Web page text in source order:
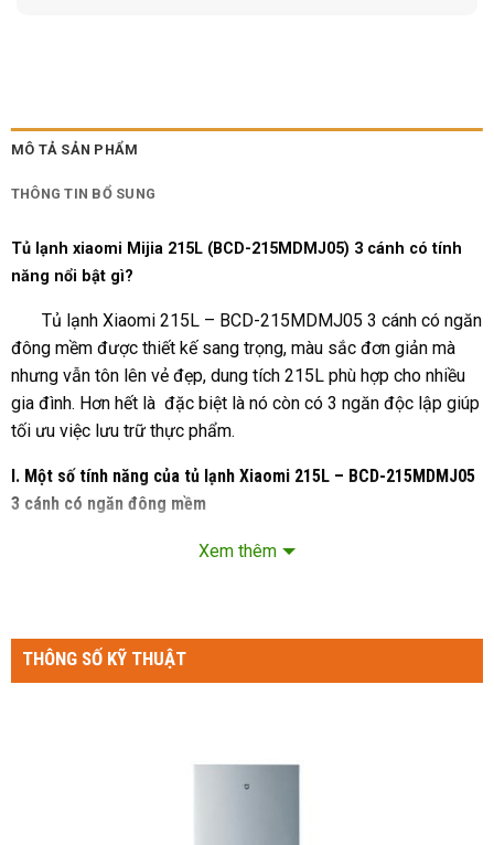
MÔ TẢ SẢN PHẨM
THÔNG TIN BỔ SUNG
Tủ lạnh xiaomi Mijia 215L (BCD-215MDMJ05) 3 cánh có tính
năng nổi bật gì?
Tủ lạnh Xiaomi 215L – BCD-215MDMJ05 3 cánh có ngăn
đông mềm được thiết kế sang trọng, màu sắc đơn giản mà
nhưng vẫn tôn lên vẻ đẹp, dung tích 215L phù hợp cho nhiều
gia đình. Hơn hết là đặc biệt là nó còn có 3 ngăn độc lập giúp
tối ưu việc lưu trữ thực phẩm.
I. Một số tính năng của tủ lạnh Xiaomi 215L – BCD-215MDMJ05
3 cánh có ngăn đông mềm
Tủ lạnh xiaomi Mijia 215L có những tính năng nổi bật gì? Các
1. Thiết kế 3 cánh tủ độc đáo
Tủ được chia làm 3 ngăn: Ngăn trên cùng là ngăn lạnh, bảo
quản thực phẩm. Ngăn giữa là ngăn đông mềm và ngăn đá ở
Xem thêm
THÔNG SỐ KỸ THUẬT